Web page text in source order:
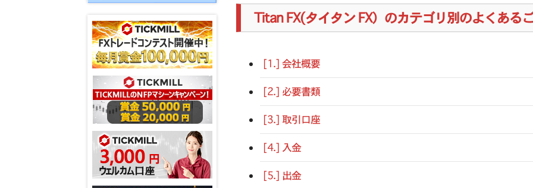
Titan FX(タイタン FX）のカテゴリ別のよくある
[1.] 会社概要
[2.] 必要書類
[3.] 取引口座
[4.] 入金
[5.] 出金